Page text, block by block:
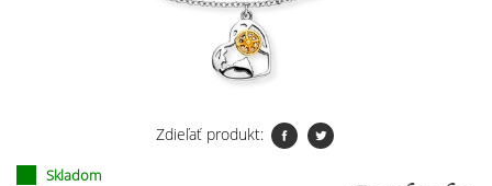
Zdieľať produkt:
Skladom